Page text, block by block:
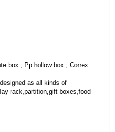
box ; Pp hollow box ; Correx
as all kinds of
rack,partition,gift boxes,food